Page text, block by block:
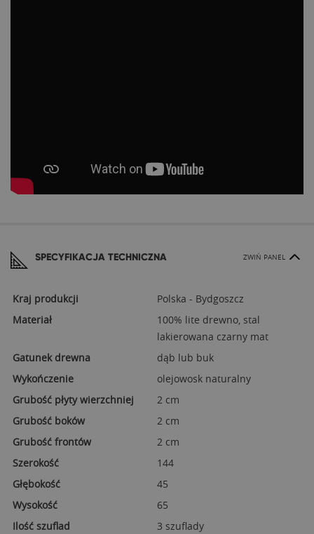
SPECYFIKACJA TECHNICZNA ZWIŃ PANEL
Kraj produkcji
Polska - Bydgoszcz
Materiał
100% lite drewno, stal
lakierowana czarny mat
Gatunek drewna
dąb lub buk
Wykończenie
olejowosk naturalny
Grubość płyty wierzchniej
2 cm
Grubość boków
2 cm
Grubość frontów
2 cm
Szerokość
144
Głębokość
45
Wysokość
65
Ilość szuflad
3 szuflady